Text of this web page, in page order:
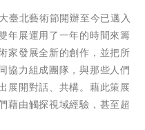
臺北藝術節開辦至今已邁入
年展運用了一年的時間來籌
家發展全新的創作，並把所
協力組成團隊，與那些人們
展開對話、共構。藉此策展
藉由觸探視域經驗，甚至超